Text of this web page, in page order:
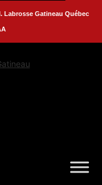
Labrosse Gatineau Québec